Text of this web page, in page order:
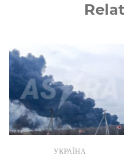
УКРАЇНА